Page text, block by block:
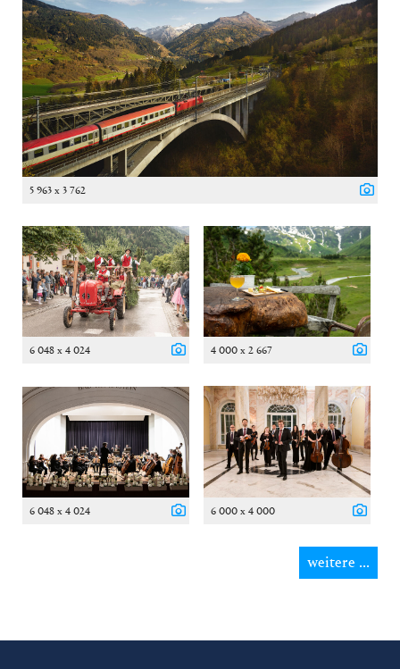
5 963 x 3 762
6 048 x 4 024 4 000 x 2 667
6 048 x 4 024 6 000 x 4 000
weitere ...